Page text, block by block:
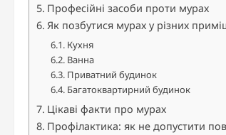
Професійні засоби проти мурах
Як позбутися мурах у різних
Кухня
Ванна
Приватний будинок
Багатоквартирний будинок
Цікаві факти про мурах
Профілактика: як не допустити